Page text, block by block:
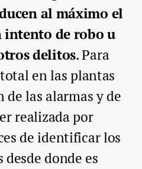
al máximo el
intento de robo u
delitos. Para
en las plantas
las alarmas y de
realizada por
de identificar los
donde es